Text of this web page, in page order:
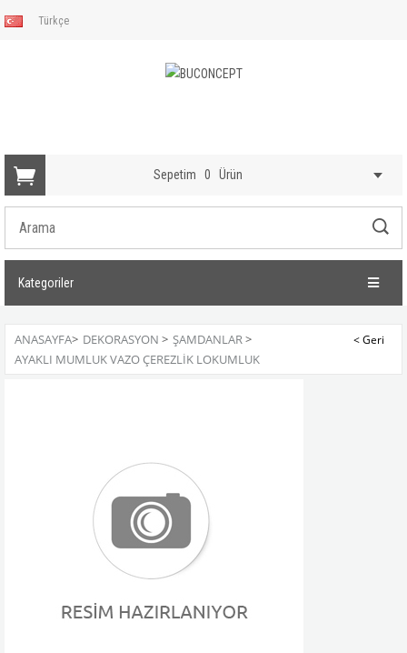
Türkçe
Sepetim 0 Ürün
Kategoriler
ANASAYFA> DEKORASYON > ŞAMDANLAR>
AYAKLI MUMLUK VAZO ÇEREZLIK LOKUMLUK